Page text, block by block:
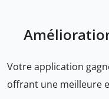
Votre application
offrant une meilleure